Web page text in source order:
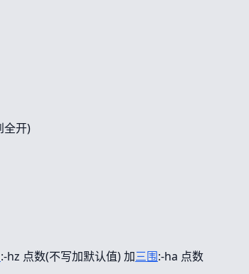
全开)
:-hz 点数(不写加默认值) 加三围:-ha 点数